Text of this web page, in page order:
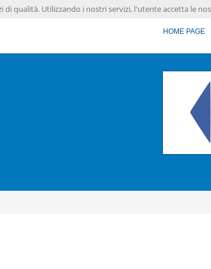
HOME PAGE
di qualità. Utilizzando i nostri servizi, l'utente accetta le